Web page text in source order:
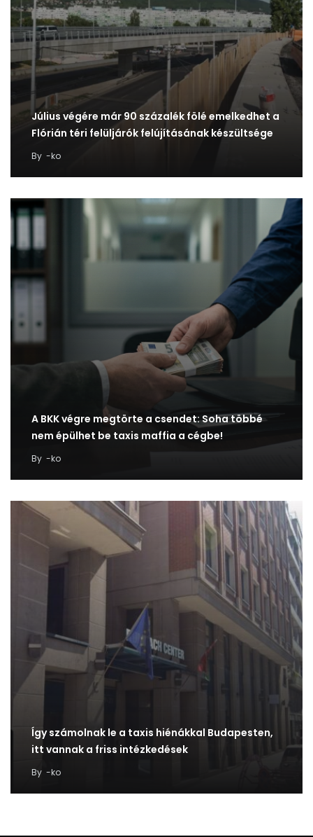
Július végére már 90 százalék fölé emelkedhet a
Flórián téri felüljárók felújításának készültsége
By -ko
A BKK végre megtörte a csendet: Soha többé
nem épülhet be taxis maffia a cégbe!
By -ko
Így számolnak le a taxis hiénákkal Budapesten,
itt vannak a friss intézkedések
By -ko